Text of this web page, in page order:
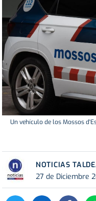
Un vehículo de los Mossos
NOTICIAS
27 de Diciembre